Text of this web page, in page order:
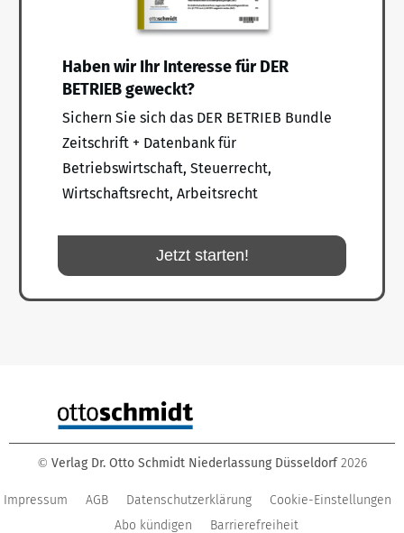
Haben wir Ihr Interesse für DER
BETRIEB geweckt?
Sichern Sie sich das DER BETRIEB Bundle
Zeitschrift + Datenbank für
Betriebswirtschaft, Steuerrecht,
Wirtschaftsrecht, Arbeitsrecht
Jetzt starten!
© Verlag Dr. Otto Schmidt Niederlassung Düsseldorf 2026
Impressum AGB Datenschutzerklärung
Cookie-Einstellungen
Abo kündigen
Barrierefreiheit